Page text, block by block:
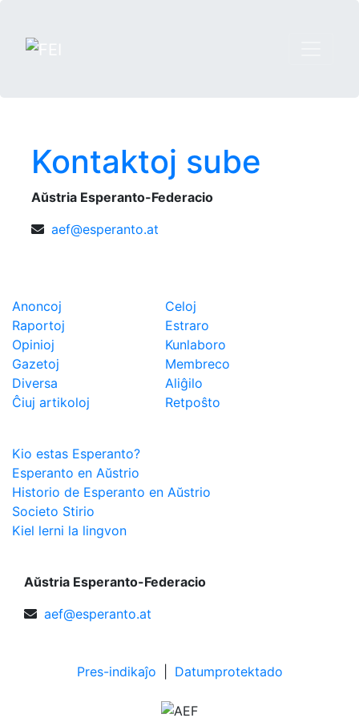
Kontaktoj sube
Aŭstria Esperanto-Federacio
aef@esperanto.at
Anoncoj
Raportoj
Opinioj
Gazetoj
Diversa
Ĉiuj artikoloj
Celoj
Estraro
Kunlaboro
Membreco
Aliĝilo
Retpoŝto
Kio estas Esperanto?
Esperanto en Aŭstrio
Historio de Esperanto en Aŭstrio
Societo Stirio
Kiel lerni la lingvon
Aŭstria Esperanto-Federacio
aef@esperanto.at
Pres-indikaĵo Datumprotektado